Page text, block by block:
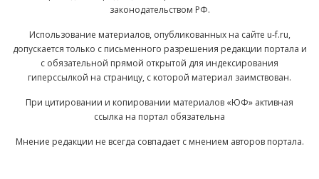
законодательством РФ.
Использование материалов, опубликованных на сайте u-f.ru,
допускается только с письменного разрешения редакции портала и
с обязательной прямой открытой для индексирования
гиперссылкой на страницу, с которой материал заимствован.
При цитировании и копировании материалов «ЮФ» активная
ссылка на портал обязательна
Мнение редакции не всегда совпадает с мнением авторов портала.